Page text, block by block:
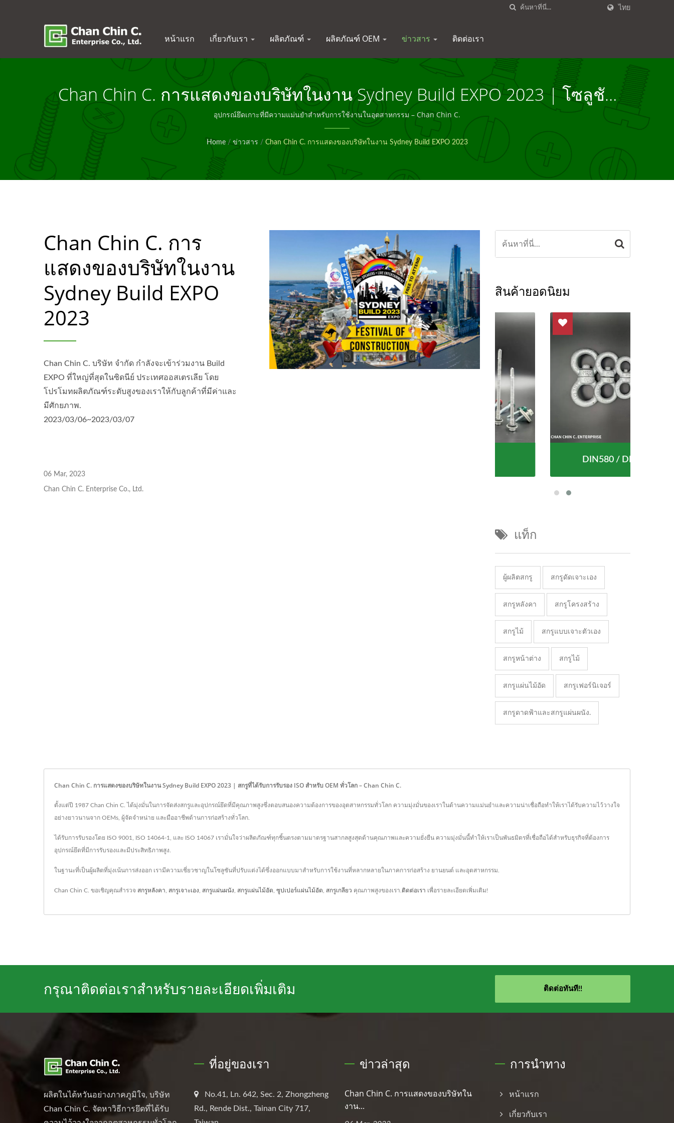
ไทย
หน้าแรก เกี่ยวกับเรา ผลิตภัณฑ์ ผลิตภัณฑ์ OEM ข่าวสาร ติดต่อเรา
Chan Chin C. การแสดงของบริษัทในงาน Sydney Build EXPO 2023 | โซลูชัน
การยึดที่ออกแบบมาสำหรับการก่อสร้าง – Chan Chin C.
อุปกรณ์ยึดเกาะที่มีความแม่นยำสำหรับการใช้งานในอุตสาหกรรม – Chan Chin C.
Home / ข่าวสาร / Chan Chin C. การแสดงของบริษัทในงาน Sydney Build EXPO 2023
Chan Chin C. การ
แสดงของบริษัทในงาน
Sydney Build EXPO
2023
Chan Chin C. บริษัท จำกัด กำลังจะเข้าร่วมงาน Build
EXPO ที่ใหญ่ที่สุดในซิดนีย์ ประเทศออสเตรเลีย โดย
โปรโมทผลิตภัณฑ์ระดับสูงของเราให้กับลูกค้าที่มีค่าและ
มีศักยภาพ.
2023/03/06~2023/03/07
06 Mar, 2023
Chan Chin C. Enterprise Co., Ltd.
สินค้ายอดนิยม
DIN580 / DIN582
แท็ก
ผู้ผลิตสกรู สกรูดัดเจาะเอง
สกรูหลังคา สกรูโครงสร้าง
สกรูไม้ สกรูแบบเจาะตัวเอง
สกรูหน้าต่าง สกรูไม้
สกรูแผ่นไม้อัด สกรูเฟอร์นิเจอร์
สกรูดาดฟ้าและสกรูแผ่นผนัง.
Chan Chin C. การแสดงของบริษัทในงาน Sydney Build EXPO 2023 | สกรูที่ได้รับการรับรอง ISO สำหรับ OEM ทั่วโลก – Chan Chin C.
ตั้งแต่ปี 1987 Chan Chin C. ได้มุ่งมั่นในการจัดส่งสกรูและอุปกรณ์ยึดที่มีคุณภาพสูงซึ่งตอบสนองความต้องการของอุตสาหกรรมทั่วโลก ความมุ่งมั่นของเราในด้านความแม่นยำและความน่าเชื่อถือทำให้เราได้รับความไว้วางใจ
อย่างยาวนานจาก OEMs, ผู้จัดจำหน่าย และมืออาชีพด้านการก่อสร้างทั่วโลก.
ได้รับการรับรองโดย ISO 9001, ISO 14064-1, และ ISO 14067 เรามั่นใจว่าผลิตภัณฑ์ทุกชิ้นตรงตามมาตรฐานสากลสูงสุดด้านคุณภาพและความยั่งยืน ความมุ่งมั่นนี้ทำให้เราเป็นพันธมิตรที่เชื่อถือได้สำหรับธุรกิจที่ต้องการ
อุปกรณ์ยึดที่มีการรับรองและมีประสิทธิภาพสูง.
ในฐานะที่เป็นผู้ผลิตที่มุ่งเน้นการส่งออก เรามีความเชี่ยวชาญในโซลูชันที่ปรับแต่งได้ซึ่งออกแบบมาสำหรับการใช้งานที่หลากหลายในภาคการก่อสร้าง ยานยนต์ และอุตสาหกรรม.
Chan Chin C. ขอเชิญคุณสำรวจ สกรูหลังคา สกรูเจาะเอง สกรูแผ่นผนัง สกรูแผ่นไม้อัด ซูปเปอร์แผ่นไม้อัด สกรูเกลียว คุณภาพสูงของเรา. ติดต่อเรา เพื่อรายละเอียดเพิ่มเติม!
กรุณาติดต่อเราสำหรับรายละเอียดเพิ่มเติม ติดต่อทันที!!
ผลิตในไต้หวันอย่างภาคภูมิใจ, บริษัท
Chan Chin C. จัดหาวิธีการยึดที่ได้รับ
ที่อยู่ของเรา
No.41, Ln. 642, Sec. 2, Zhongzheng
Rd., Rende Dist., Tainan City 717,
ข่าวล่าสุด
Chan Chin C. การแสดงของบริษัทใน
งาน...
การนำทาง
หน้าแรก
เกี่ยวกับเรา